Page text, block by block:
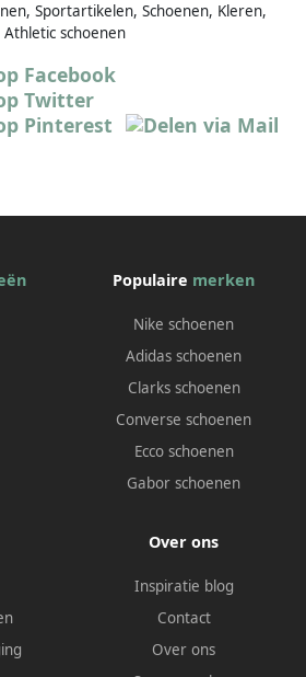
Sportartikelen, Schoenen, Kleren,
Athletic schoenen
Populaire merken
Nike schoenen
Adidas schoenen
Clarks schoenen
Converse schoenen
Ecco schoenen
Gabor schoenen
Over ons
Inspiratie blog
Contact
Over ons